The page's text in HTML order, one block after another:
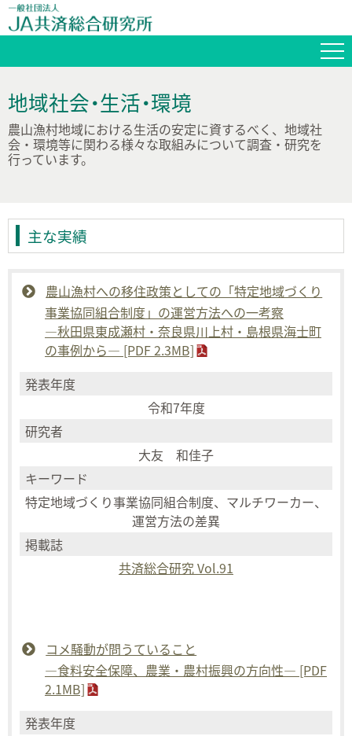
地域社会・生活・環境
農山漁村地域における生活の安定に資するべく、地域社
会・環境等に関わる様々な取組みについて調査・研究を
行っています。
主な実績
農山漁村への移住政策としての「特定地域づくり
事業協同組合制度」の運営方法への一考察
―秋田県東成瀬村・奈良県川上村・島根県海士町
の事例から― [PDF 2.3MB]
発表年度
令和7年度
研究者
大友 和佳子
キーワード
特定地域づくり事業協同組合制度、マルチワーカー、
運営方法の差異
掲載誌
共済総合研究 Vol.91
コメ騒動が問うていること
―食料安全保障、農業・農村振興の方向性― [PDF
2.1MB]
発表年度